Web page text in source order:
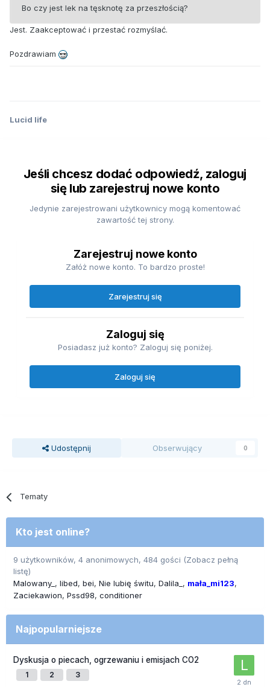
Bo czy jest lek na tęsknotę za przeszłością?
Jest. Zaakceptować i przestać rozmyślać.
Pozdrawiam
Lucid life
Jeśli chcesz dodać odpowiedź, zaloguj
się lub zarejestruj nowe konto
Jedynie zarejestrowani użytkownicy mogą komentować
zawartość tej strony.
Zarejestruj nowe konto
Załóż nowe konto. To bardzo proste!
Zarejestruj się
Zaloguj się
Posiadasz już konto? Zaloguj się poniżej.
Zaloguj się
Udostępnij Obserwujący 0
Tematy
Kto jest online?
9 użytkowników, 4 anonimowych, 484 gości (Zobacz pełną
listę)
Malowany_
libed bei Nie lubię świtu Dalila_
mała_mi123
Zaciekawion Pssd98 conditioner
Najpopularniejsze
Dyskusja o piecach, ogrzewaniu i emisjach CO2
1 2 3